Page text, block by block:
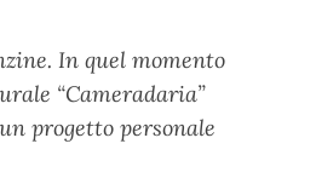
In quel momento
“Cameradaria”
progetto personale